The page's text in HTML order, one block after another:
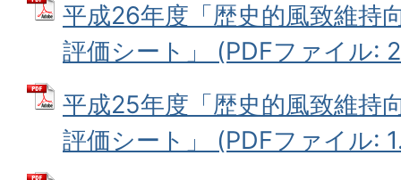
平成26年度「歴史的風致維持
評価シート」 (PDFファイル:
平成25年度「歴史的風致維持
評価シート」 (PDFファイル: